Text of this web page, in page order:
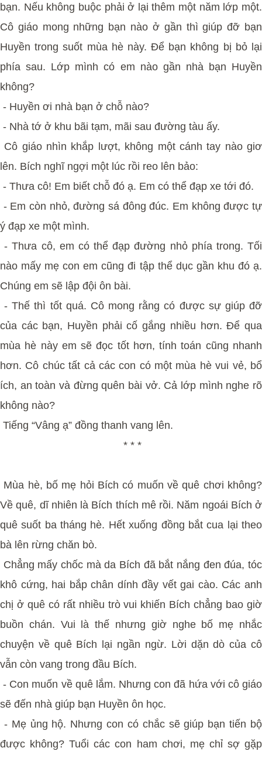
bạn. Nếu không buộc phải ở lại thêm một năm lớp một.
Cô giáo mong những bạn nào ở gần thì giúp đỡ bạn
Huyền trong suốt mùa hè này. Để bạn không bị bỏ lại
phía sau. Lớp mình có em nào gần nhà bạn Huyền
không?
- Huyền ơi nhà bạn ở chỗ nào?
- Nhà tớ ở khu bãi tạm, mãi sau đường tàu ấy.
Cô giáo nhìn khắp lượt, không một cánh tay nào giơ
lên. Bích nghĩ ngợi một lúc rồi reo lên bảo:
- Thưa cô! Em biết chỗ đó ạ. Em có thể đạp xe tới đó.
- Em còn nhỏ, đường sá đông đúc. Em không được tự
ý đạp xe một mình.
- Thưa cô, em có thể đạp đường nhỏ phía trong. Tối
nào mấy mẹ con em cũng đi tập thể dục gần khu đó ạ.
Chúng em sẽ lập đội ôn bài.
- Thế thì tốt quá. Cô mong rằng có được sự giúp đỡ
của các bạn, Huyền phải cố gắng nhiều hơn. Để qua
mùa hè này em sẽ đọc tốt hơn, tính toán cũng nhanh
hơn. Cô chúc tất cả các con có một mùa hè vui vẻ, bổ
ích, an toàn và đừng quên bài vở. Cả lớp mình nghe rõ
không nào?
Tiếng “Vâng ạ” đồng thanh vang lên.
* * *
Mùa hè, bố mẹ hỏi Bích có muốn về quê chơi không?
Về quê, dĩ nhiên là Bích thích mê rồi. Năm ngoái Bích ở
quê suốt ba tháng hè. Hết xuống đồng bắt cua lại theo
bà lên rừng chăn bò.
Chẳng mấy chốc mà da Bích đã bắt nắng đen đúa, tóc
khô cứng, hai bắp chân dính đầy vết gai cào. Các anh
chị ở quê có rất nhiều trò vui khiến Bích chẳng bao giờ
buồn chán. Vui là thế nhưng giờ nghe bố mẹ nhắc
chuyện về quê Bích lại ngần ngừ. Lời dặn dò của cô
vẫn còn vang trong đầu Bích.
- Con muốn về quê lắm. Nhưng con đã hứa với cô giáo
sẽ đến nhà giúp bạn Huyền ôn học.
- Mẹ ủng hộ. Nhưng con có chắc sẽ giúp bạn tiến bộ
được không? Tuổi các con ham chơi, mẹ chỉ sợ gặp